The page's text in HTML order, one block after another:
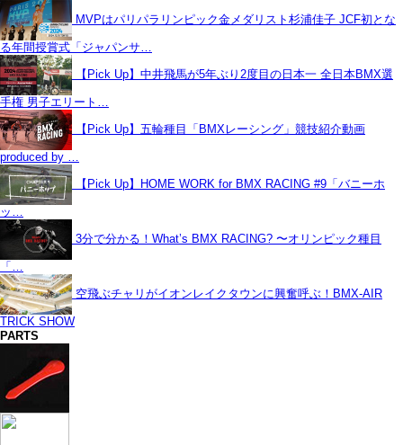
MVPはパリパラリンピック金メダリスト杉浦佳子 JCF初とな
る年間授賞式「ジャパンサ…
【Pick Up】中井飛馬が5年ぶり2度目の日本一 全日本BMX選
手権 男子エリート…
【Pick Up】五輪種目「BMXレーシング」競技紹介動画
produced by …
【Pick Up】HOME WORK for BMX RACING #9「バニーホ
ッ…
3分で分かる！What’s BMX RACING? 〜オリンピック種目
「…
空飛ぶチャリがイオンレイクタウンに興奮呼ぶ！BMX-AIR
TRICK SHOW
PARTS